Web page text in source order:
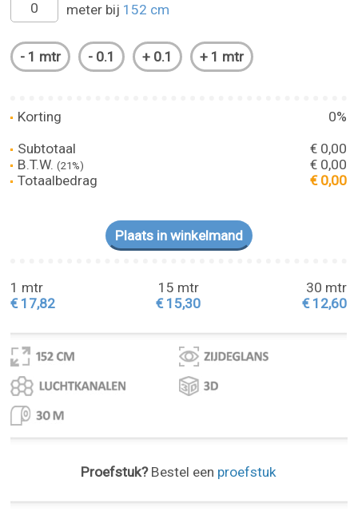
meter bij 152 cm
Korting
0%
Subtotaal
€ 0,00
B.T.W.(21%)
€ 0,00
Totaalbedrag
€ 0,00
1 mtr
€ 17,82
15 mtr
€ 15,30
30 mtr
€ 12,60
Proefstuk?Bestel een proefstuk